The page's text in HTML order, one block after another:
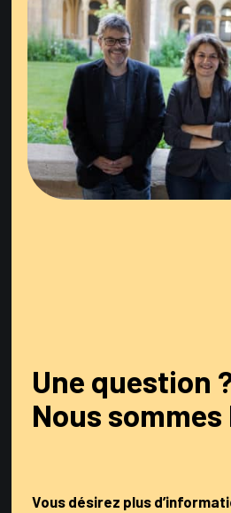
Une question
Nous sommes
Vous désirez plus